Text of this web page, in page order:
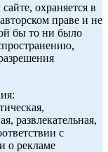
охраняется в
праве и не
бы то ни было
развлекательная,
с
о рекламе